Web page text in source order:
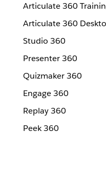
Articulate 360
Articulate 360
Studio 360
Presenter 360
Quizmaker 360
Engage 360
Replay 360
Peek 360